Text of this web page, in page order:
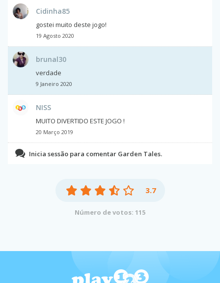
Cidinha85
gostei muito deste jogo!
19 Agosto 2020
brunal30
verdade
9 Janeiro 2020
NISS
MUITO DIVERTIDO ESTE JOGO !
20 Março 2019
Inicia sessão para comentar Garden Tales.
3.7
Número de votos: 115